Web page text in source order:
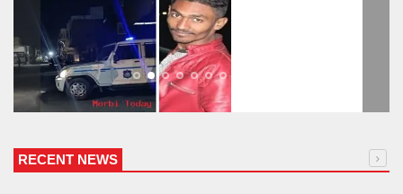
RECENT NEWS